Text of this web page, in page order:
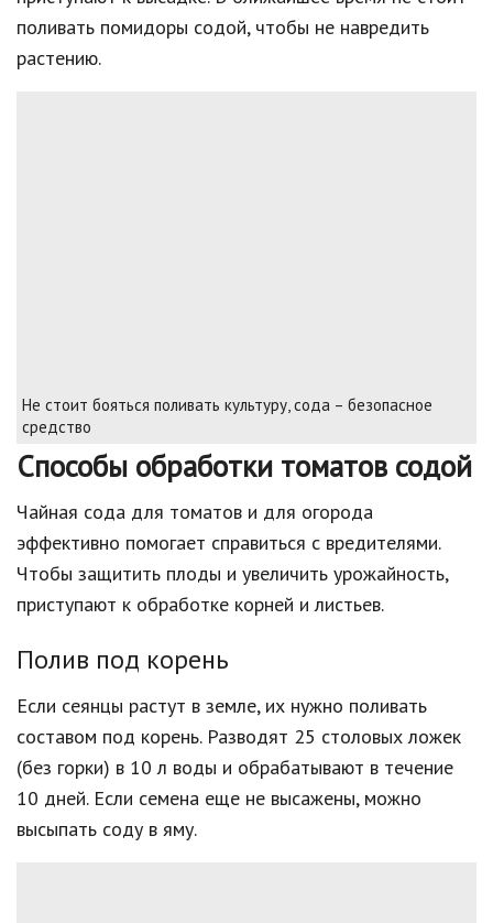
поливать помидоры содой, чтобы не навредить
растению.
Не стоит бояться поливать культуру, сода – безопасное
средство
Способы обработки томатов содой
Чайная сода для томатов и для огорода
эффективно помогает справиться с вредителями.
Чтобы защитить плоды и увеличить урожайность,
приступают к обработке корней и листьев.
Полив под корень
Если сеянцы растут в земле, их нужно поливать
составом под корень. Разводят 25 столовых ложек
(без горки) в 10 л воды и обрабатывают в течение
10 дней. Если семена еще не высажены, можно
высыпать соду в яму.